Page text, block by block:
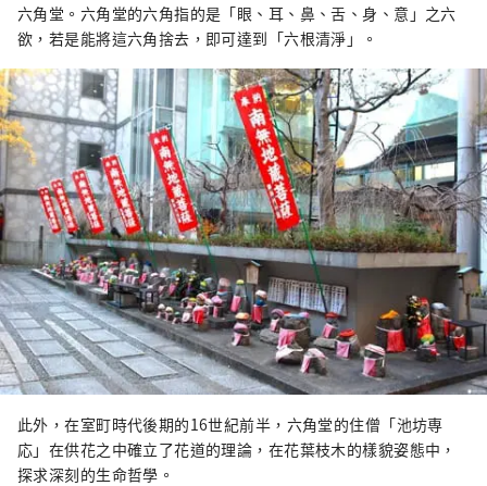
六角堂。六角堂的六角指的是「眼、耳、鼻、舌、身、意」之六
欲，若是能將這六角捨去，即可達到「六根清淨」。
此外，在室町時代後期的16世紀前半，六角堂的住僧「池坊専
応」在供花之中確立了花道的理論，在花葉枝木的樣貌姿態中，
探求深刻的生命哲學。